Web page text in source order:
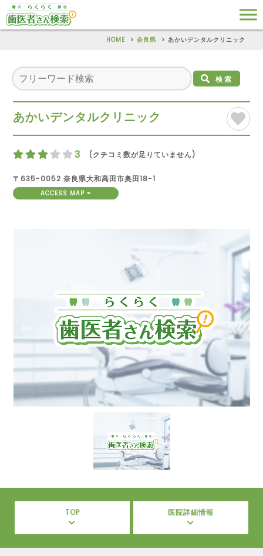
HOME 奈良県 あかいデンタルクリニック
検索
あかいデンタルクリニック
3 (クチコミ数が足りていません)
〒635-0052 奈良県大和高田市奥田18-1
ACCESS MAP
TOP 医院詳細情報